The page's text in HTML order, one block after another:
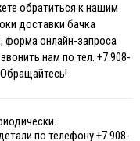
обратиться к нашим
доставки бачка
форма онлайн-запроса
нам по тел. +7 908-
по телефону +7 908-